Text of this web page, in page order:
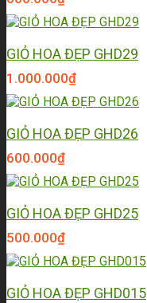
GIỎ HOA ĐẸP GHD29
1.000.000₫
GIỎ HOA ĐẸP GHD26
600.000₫
GIỎ HOA ĐẸP GHD25
500.000₫
GIỎ HOA ĐẸP GHD015